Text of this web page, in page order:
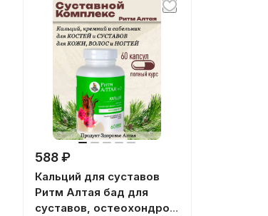
588 ₽
Кальций для суставов
Ритм Алтая бад для
суставов, остеохондроз,